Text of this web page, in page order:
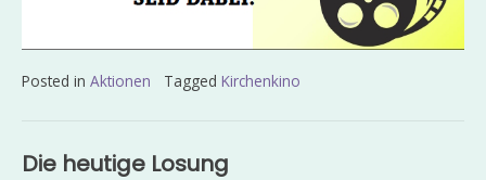
Posted in Aktionen Tagged Kirchenkino
Die heutige Losung